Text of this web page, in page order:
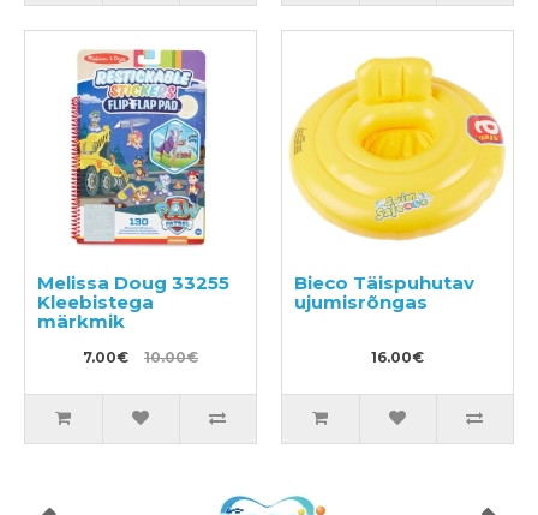
Melissa Doug 33255
Kleebistega
märkmik
7.00€ 10.00€
Bieco Täispuhutav
ujumisrõngas
16.00€